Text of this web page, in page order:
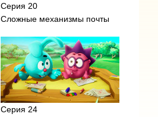
Серия 20
Сложные механизмы почты
Серия 24